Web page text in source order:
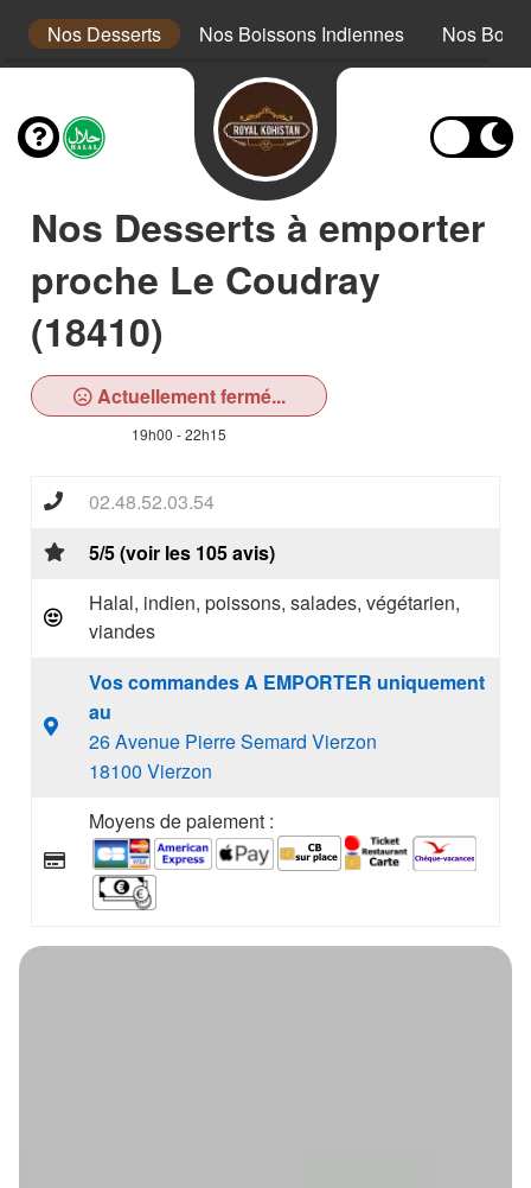
Nos Desserts Nos Boissons Indiennes Nos
Nos Desserts à emporter
proche Le Coudray
(18410)
Actuellement fermé...
19h00 - 22h15
02.48.52.03.54
5/5 (voir les 105 avis)
Halal, indien, poissons, salades, végétarien,
viandes
Vos commandes A EMPORTER uniquement
au
26 Avenue Pierre Semard Vierzon
18100 Vierzon
Moyens de paiement :